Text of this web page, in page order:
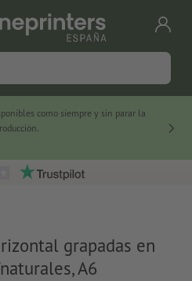
como siempre y sin parar la
grapadas en
A6